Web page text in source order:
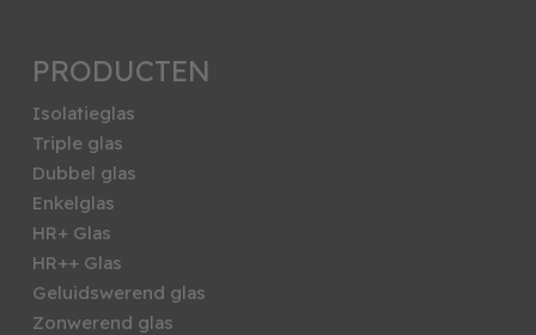
PRODUCTEN
Isolatieglas
Triple glas
Dubbel glas
Enkelglas
HR+ Glas
HR++ Glas
Geluidswerend glas
Zonwerend glas